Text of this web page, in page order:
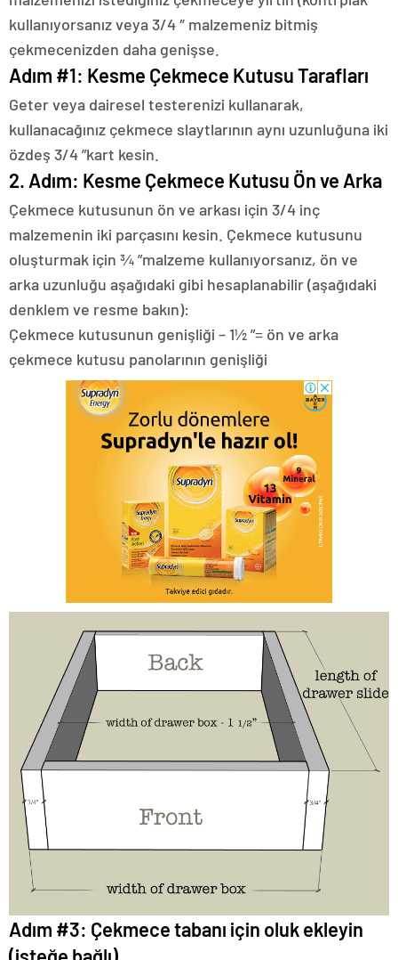
kullanıyorsanız veya 3/4 ″ malzemeniz bitmiş
çekmecenizden daha genişse.
Adım #1: Kesme Çekmece Kutusu Tarafları
Geter veya dairesel testerenizi kullanarak,
kullanacağınız çekmece slaytlarının aynı uzunluğuna iki
özdeş 3/4 ”kart kesin.
2. Adım: Kesme Çekmece Kutusu Ön ve Arka
Çekmece kutusunun ön ve arkası için 3/4 inç
malzemenin iki parçasını kesin. Çekmece kutusunu
oluşturmak için ¾ ”malzeme kullanıyorsanız, ön ve
arka uzunluğu aşağıdaki gibi hesaplanabilir (aşağıdaki
denklem ve resme bakın):
Çekmece kutusunun genişliği – 1½ ”= ön ve arka
çekmece kutusu panolarının genişliği
Adım #3: Çekmece tabanı için oluk ekleyin